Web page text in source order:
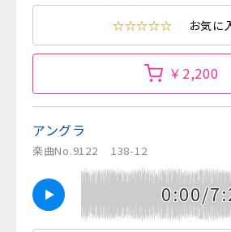
☆☆☆☆☆ お気に
￥2,200
アングラ
楽曲No.9122 138-12
0:00/